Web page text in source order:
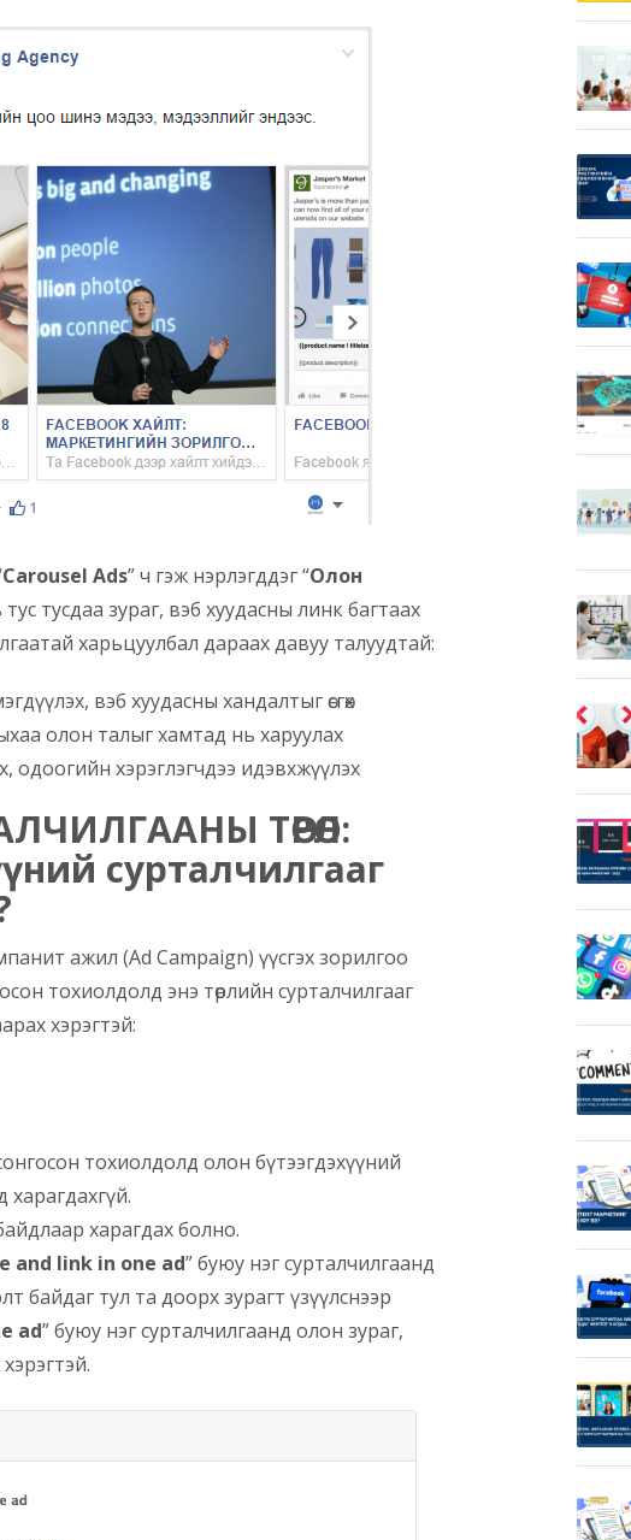
Carousel Ads” ч гэж нэрлэгддэг “Олон
тус тусдаа зураг, вэб хуудасны линк багтаах
харьцуулбал дараах давуу талуудтай:
вэб хуудасны хандалтыг өсгөх
олон талыг хамтад нь харуулах
одоогийн хэрэглэгчдээ идэвхжүүлэх
ТӨРӨЛ:
сурталчилгааг
ажил (Ad Campaign) үүсгэх зорилгоо
тохиолдолд энэ төрлийн сурталчилгааг
хэрэгтэй:
сонгосон тохиолдолд олон бүтээгдэхүүний
харагдахгүй.
харагдах болно.
and link in one ad” буюу нэг сурталчилгаанд
байдаг тул та доорх зурагт үзүүлснээр
ad” буюу нэг сурталчилгаанд олон зураг,